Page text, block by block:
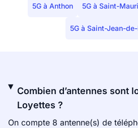
5G à Anthon 5G à Saint-
5G à Saint-Jean-
Combien d’antennes sont
Loyettes ?
On compte 8 antenne(s) de